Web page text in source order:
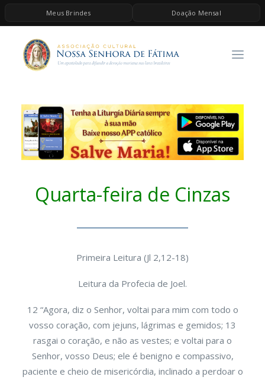
Meus Brindes Doação Mensal
HOME
A ASSOCIAÇÃO
ESPIRITUALIDADE
AS MELHORES MÚSICAS CATÓLICAS
BRINDES
Quarta-feira de Cinzas
Primeira Leitura (Jl 2,12-18)
Leitura da Profecia de Joel.
12 “Agora, diz o Senhor, voltai para mim com todo o
vosso coração, com jejuns, lágrimas e gemidos; 13
rasgai o coração, e não as vestes; e voltai para o
Senhor, vosso Deus; ele é benigno e compassivo,
paciente e cheio de misericórdia, inclinado a perdoar o